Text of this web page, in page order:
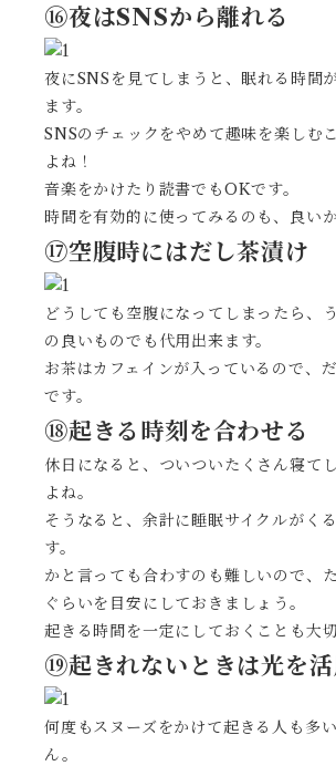
⑯夜はSNSから離れる
夜にSNSを見てしまうと、眠れる時間
ます。
SNSのチェックをやめて趣味を楽しむ
よね！
音楽をかけたり読書でもOKです。
時間を有効的に使ってみるのも、良いか
⑰空腹時にはだし茶漬け
どうしても空腹になってしまったら、
の良いものでも代用出来ます。
お茶はカフェインが入っているので、
です。
⑱起きる時刻を合わせる
休日になると、ついついたくさん寝て
よね。
そうなると、余計に睡眠サイクルがく
す。
かと言っても合わすのも難しいので、
ぐらいを目安にしておきましょう。
起きる時間を一定にしておくことも大切
⑲起きれないときは光を活
何度もスヌーズをかけて起きる人も多
ん。